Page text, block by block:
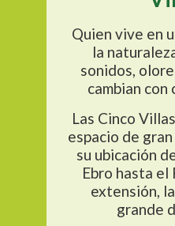
Quien vive en
la
sonidos,
cambian con
Las Cinco
espacio de
su ubicación
Ebro hasta el
extensión,
grande